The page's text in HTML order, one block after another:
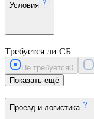
Условия
Требуется ли СБ
Не требуется0
Показать ещё
Проезд и логистика